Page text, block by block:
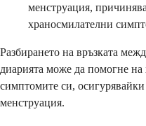
менструация,
храносмилателни
Разбирането на връзката
диарията може да помогне на
симптомите си,
менструация.